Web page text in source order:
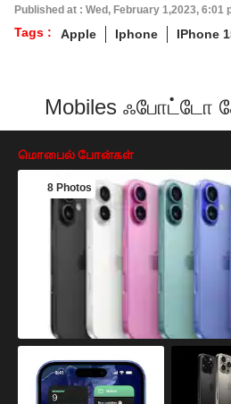
Published at : Wed, February 1,2023, 6:01
Tags : Apple Iphone IPhone
Mobiles ஃபோட்டோ
மொபைல் போன்கள்
8 Photos